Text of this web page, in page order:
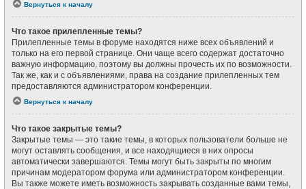
Вернуться к началу
Что такое прилепленные темы?
Прилепленные темы в форуме находятся ниже всех объявлений и
только на его первой странице. Они чаще всего содержат достаточно
важную информацию, поэтому вы должны прочесть их по возможности.
Так же, как и с объявлениями, права на создание прилепленных тем
предоставляются администратором конференции.
Вернуться к началу
Что такое закрытые темы?
Закрытые темы — это такие темы, в которых пользователи больше не
могут оставлять сообщения, и все находящиеся в них опросы
автоматически завершаются. Темы могут быть закрыты по многим
причинам модератором форума или администратором конференции.
Вы также можете иметь возможность закрывать созданные вами темы,